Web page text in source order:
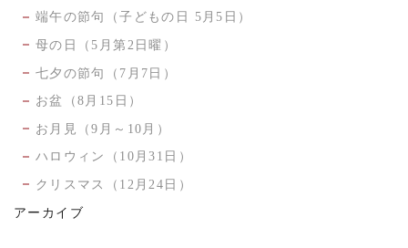
端午の節句（子どもの日 5月5日）
母の日（5月第2日曜）
七夕の節句（7月7日）
お盆（8月15日）
お月見（9月～10月）
ハロウィン（10月31日）
クリスマス（12月24日）
アーカイブ